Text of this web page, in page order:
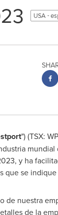
USA -
") (TSX:
mundial
y ha
que se
nuestra
de la